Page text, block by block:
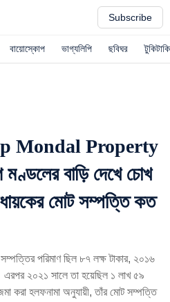
Subscribe
বায়োস্কোপ ভাগ্যলিপি ছবিঘর টুকিটাকি
Mondal Property
বাড়ি দেখে চোখ
মোট সম্পত্তি কত
পরিমাণ ছিল ৮৭ লক্ষ টাকার, ২০১৬
এরপর ২০২১ সালে তা হয়েছিল ১ লাখ ৫৯
করা হলফনামা অনুযায়ী, তাঁর মোট সম্পত্তি